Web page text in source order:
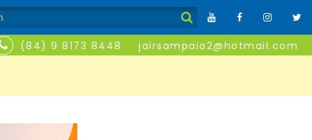
(84) 9 8173 8448 jairsampaio2@hotmail.com